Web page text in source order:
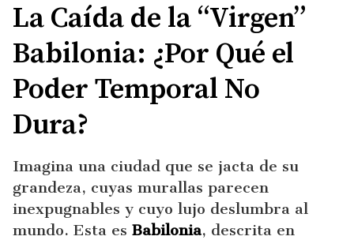
La Caída de la “Virgen”
Babilonia: ¿Por Qué el
Poder Temporal No
Dura?
Imagina una ciudad que se jacta de su
grandeza, cuyas murallas parecen
inexpugnables y cuyo lujo deslumbra al
mundo. Esta es Babilonia, descrita en